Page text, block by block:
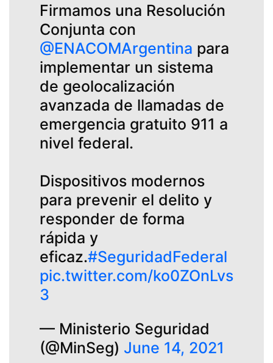
Firmamos una Resolución
Conjunta con
@ENACOMArgentina para
implementar un sistema
de geolocalización
avanzada de llamadas de
emergencia gratuito 911 a
nivel federal.
Dispositivos modernos
para prevenir el delito y
responder de forma
rápida y
eficaz.#SeguridadFederal
pic.twitter.com/ko0ZOnLvs
3
— Ministerio Seguridad
(@MinSeg) June 14, 2021